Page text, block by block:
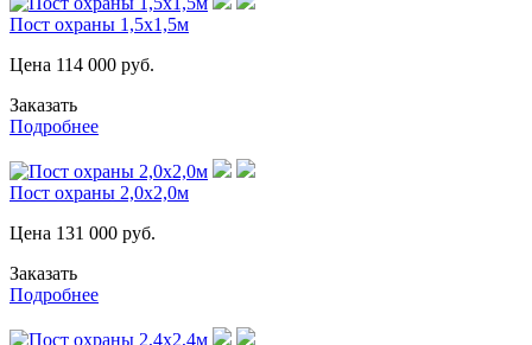
Пост охраны 1,5х1,5м
Цена 114 000 руб.
Заказать
Подробнее
Пост охраны 2,0х2,0м
Цена 131 000 руб.
Заказать
Подробнее